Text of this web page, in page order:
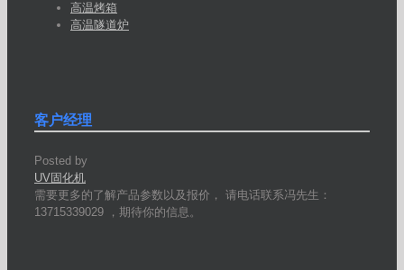
高温烤箱
高温隧道炉
客户经理
Posted by
UV固化机
需要更多的了解产品参数以及报价， 请电话联系冯先生：
13715339029 ，期待你的信息。